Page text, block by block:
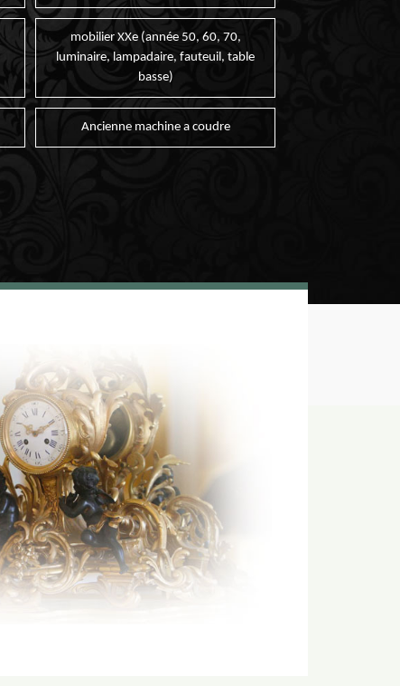
mobilier XXe (année 50, 60, 70,
luminaire, lampadaire, fauteuil, table
basse)
Ancienne machine a coudre